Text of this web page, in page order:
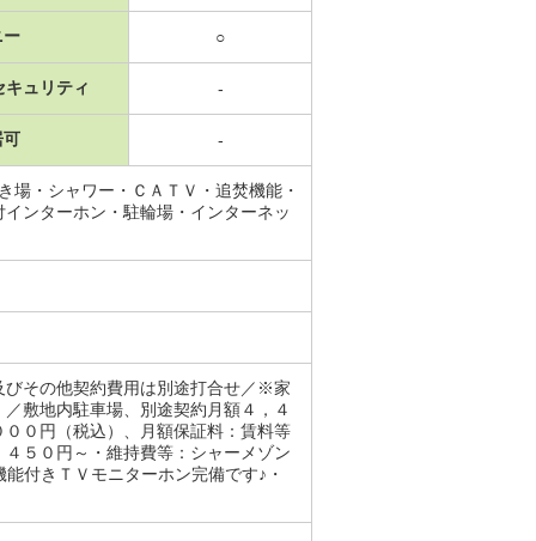
ー ○
キュリティ -
可 -
場・シャワー・ＣＡＴＶ・追焚機能・
ンターホン・駐輪場・インターネッ
びその他契約費用は別途打合せ／※家
敷地内駐車場、別途契約月額４，４
０円（税込）、月額保証料：賃料等
５０円～・維持費等：シャーメゾン
付きＴＶモニターホン完備です♪・